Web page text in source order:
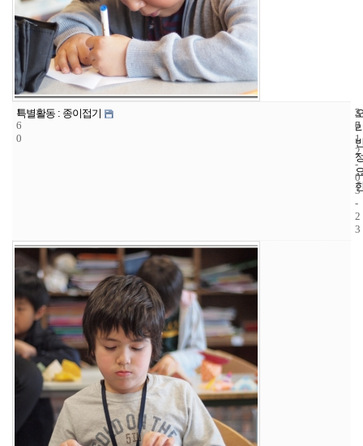
1
6
0
특별활동 : 종이접기
3
7
2
0
1
2
-
0
3
-
2
3